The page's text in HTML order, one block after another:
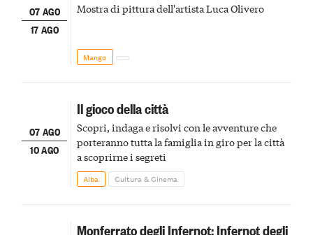
07 AGO
17 AGO
Mostra di pittura dell'artista Luca Olivero
Mango
07 AGO
10 AGO
Il gioco della città
Scopri, indaga e risolvi con le avventure che
porteranno tutta la famiglia in giro per la città
a scoprirne i segreti
Alba Cultura & Cinema
Monferrato degli Infernot: Infernot degli